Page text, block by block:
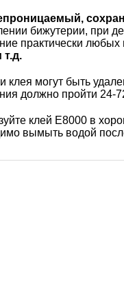
бижутерии, при
практически любых
т.д.
клея могут быть
должно пройти 24-
клей Е8000 в
вымыть водой